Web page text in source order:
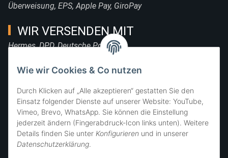
Wie wir Cookies & Co nutzen
Durch Klicken auf „Alle akzeptieren“ gestatten Sie den
Einsatz folgender Dienste auf unserer Website: YouTube,
Vimeo, Brevo, WhatsApp. Sie können die Einstellung
jederzeit ändern (Fingerabdruck-Icon links unten). Weitere
Details finden Sie unter Konfigurieren und in unserer
Datenschutzerklärung.
Überweisung, EPS, Apple Pay, GiroPay
WIR VERSENDEN MIT
Hermes, DPD, Deutsche Post, DHL
FOLGE UNS
SIE ERREICHEN UNS